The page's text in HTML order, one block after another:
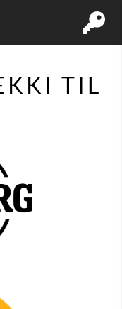
TIL